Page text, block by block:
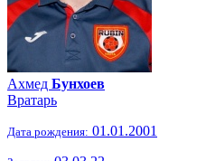
Ахмед Бунхоев
Вратарь
Дата рождения: 01.01.2001